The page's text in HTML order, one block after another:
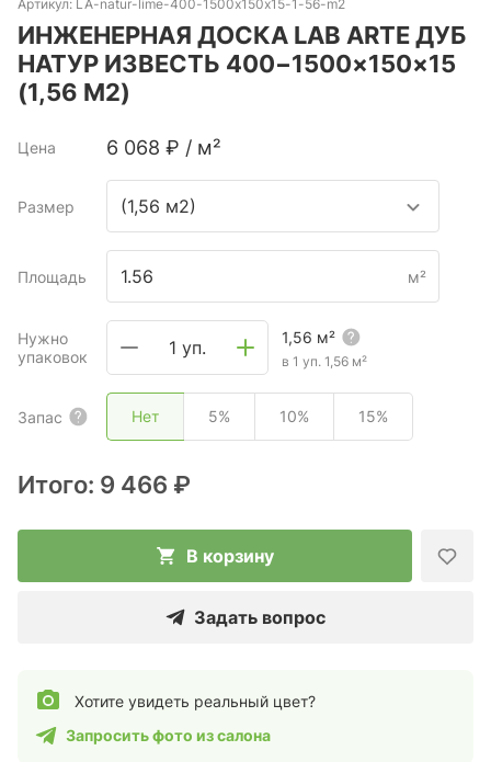
Артикул: LA-natur-lime-400-1500x150x15-1-56-m2
ИНЖЕНЕРНАЯ ДОСКА LAB ARTE ДУБ
НАТУР ИЗВЕСТЬ 400−1500×150×15
(1,56 М2)
Цена 6 068 ₽ / м²
Размер (1,56 м2)
Площадь м²
Нужно
упаковок
1 уп. 1,56 м²
в 1 уп. 1,56 м²
Запас Нет 5% 10% 15%
Итого: 9 466 ₽
В корзину
Задать вопрос
Хотите увидеть реальный цвет?
Запросить фото из салона